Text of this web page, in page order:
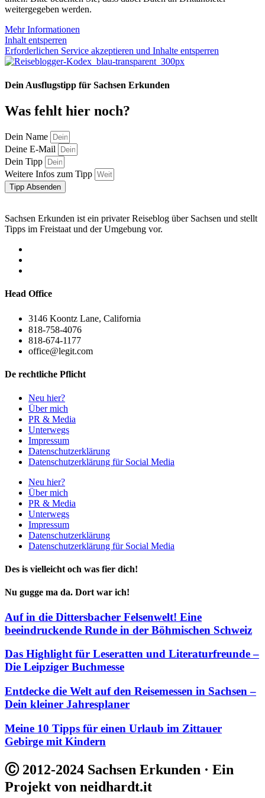
weitergegeben werden.
Mehr Informationen
Inhalt entsperren
Erforderlichen Service akzeptieren und Inhalte entsperren
Dein Ausflugstipp für Sachsen Erkunden
Was fehlt hier noch?
Dein Name
Deine E-Mail
Dein Tipp
Weitere Infos zum Tipp
Tipp Absenden
Sachsen Erkunden ist ein privater Reiseblog über Sachsen und stellt
Tipps im Freistaat und der Umgebung vor.
Head Office
3146 Koontz Lane, California
818-758-4076
818-674-1177
office@legit.com
De rechtliche Pflicht
Neu hier?
Über mich
PR & Media
Unterwegs
Impressum
Datenschutzerklärung
Datenschutzerklärung für Social Media
Neu hier?
Über mich
PR & Media
Unterwegs
Impressum
Datenschutzerklärung
Datenschutzerklärung für Social Media
Des is vielleicht och was fier dich!
Nu gugge ma da. Dort war ich!
Auf in die Dittersbacher Felsenwelt! Eine
beeindruckende Runde in der Böhmischen Schweiz
Das Highlight für Leseratten und Literaturfreunde –
Die Leipziger Buchmesse
Entdecke die Welt auf den Reisemessen in Sachsen –
Dein kleiner Jahresplaner
Meine 10 Tipps für einen Urlaub im Zittauer
Gebirge mit Kindern
Ⓒ 2012-2024 Sachsen Erkunden · Ein
Projekt von neidhardt.it